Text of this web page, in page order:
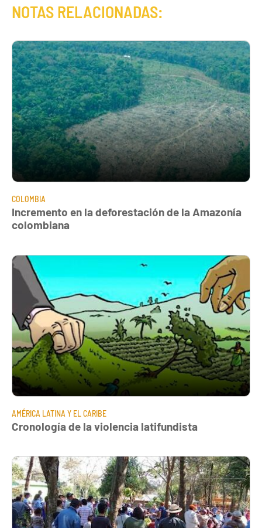
NOTAS RELACIONADAS:
COLOMBIA
Incremento en la deforestación de la Amazonía
colombiana
AMÉRICA LATINA Y EL CARIBE
Cronología de la violencia latifundista